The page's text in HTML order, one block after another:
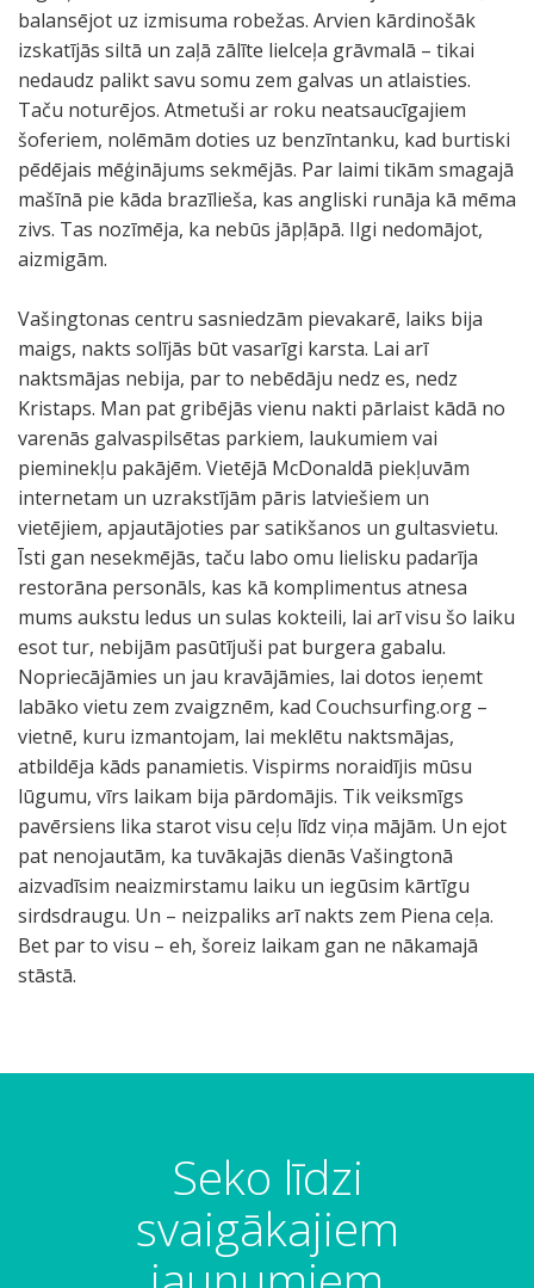
balansējot uz izmisuma robežas. Arvien kārdinošāk
izskatījās siltā un zaļā zālīte lielceļa grāvmalā – tikai
nedaudz palikt savu somu zem galvas un atlaisties.
Taču noturējos. Atmetuši ar roku neatsaucīgajiem
šoferiem, nolēmām doties uz benzīntanku, kad burtiski
pēdējais mēģinājums sekmējās. Par laimi tikām smagajā
mašīnā pie kāda brazīlieša, kas angliski runāja kā mēma
zivs. Tas nozīmēja, ka nebūs jāpļāpā. Ilgi nedomājot,
aizmigām.
Vašingtonas centru sasniedzām pievakarē, laiks bija
maigs, nakts solījās būt vasarīgi karsta. Lai arī
naktsmājas nebija, par to nebēdāju nedz es, nedz
Kristaps. Man pat gribējās vienu nakti pārlaist kādā no
varenās galvaspilsētas parkiem, laukumiem vai
pieminekļu pakājēm. Vietējā McDonaldā piekļuvām
internetam un uzrakstījām pāris latviešiem un
vietējiem, apjautājoties par satikšanos un gultasvietu.
Īsti gan nesekmējās, taču labo omu lielisku padarīja
restorāna personāls, kas kā komplimentus atnesa
mums aukstu ledus un sulas kokteili, lai arī visu šo laiku
esot tur, nebijām pasūtījuši pat burgera gabalu.
Nopriecājāmies un jau kravājāmies, lai dotos ieņemt
labāko vietu zem zvaigznēm, kad Couchsurfing.org –
vietnē, kuru izmantojam, lai meklētu naktsmājas,
atbildēja kāds panamietis. Vispirms noraidījis mūsu
lūgumu, vīrs laikam bija pārdomājis. Tik veiksmīgs
pavērsiens lika starot visu ceļu līdz viņa mājām. Un ejot
pat nenojautām, ka tuvākajās dienās Vašingtonā
aizvadīsim neaizmirstamu laiku un iegūsim kārtīgu
sirdsdraugu. Un – neizpaliks arī nakts zem Piena ceļa.
Bet par to visu – eh, šoreiz laikam gan ne nākamajā
stāstā.
Seko līdzi
svaigākajiem